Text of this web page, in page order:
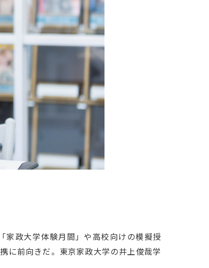
家政大学体験月間」や高校向けの模擬授
に前向きだ。東京家政大学の井上俊哉学